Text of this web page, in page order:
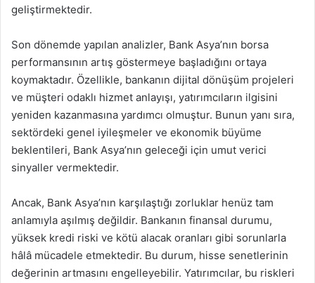
geliştirmektedir.
Son dönemde yapılan analizler, Bank Asya’nın borsa
performansının artış göstermeye başladığını ortaya
koymaktadır. Özellikle, bankanın dijital dönüşüm projeleri
ve müşteri odaklı hizmet anlayışı, yatırımcıların ilgisini
yeniden kazanmasına yardımcı olmuştur. Bunun yanı sıra,
sektördeki genel iyileşmeler ve ekonomik büyüme
beklentileri, Bank Asya’nın geleceği için umut verici
sinyaller vermektedir.
Ancak, Bank Asya’nın karşılaştığı zorluklar henüz tam
anlamıyla aşılmış değildir. Bankanın finansal durumu,
yüksek kredi riski ve kötü alacak oranları gibi sorunlarla
hâlâ mücadele etmektedir. Bu durum, hisse senetlerinin
değerinin artmasını engelleyebilir. Yatırımcılar, bu riskleri